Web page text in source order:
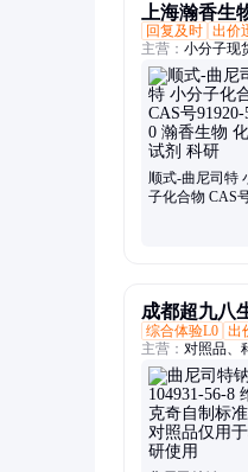
上海瀚香生
回复及时 出价
主营： 小分子现
制剂、中间体
酸、咪唑乙醇
酯、溴喹唑啉
顺式-曲尼司特
子化合物 CAS
成都超九八
综合体验L0 出
主营： 对照品、
儿茶素、绿原
甘草系列、人
列、丹参系列
合物、黄芪皂苷